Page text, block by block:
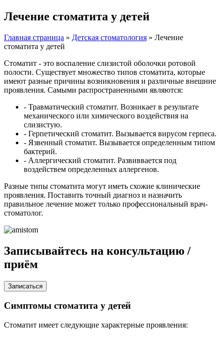
Лечение стоматита у детей
Главная страница » Детская стоматология » Лечение
стоматита у детей
Стоматит - это воспаление слизистой оболочки ротовой
полости. Существует множество типов стоматита, которые
имеют разные причины возникновения и различные внешние
проявления. Самыми распространенными являются:
- Травматический стоматит. Возникает в результате
механического или химического воздействия на
слизистую.
- Герпетический стоматит. Вызывается вирусом герпеса.
- Язвенный стоматит. Вызывается определенным типом
бактерий.
- Аллергический стоматит. Развиввается под
воздействем определенных аллергенов.
Разные типы стоматита могут иметь схожие клинические
проявления. Поставить точный диагноз и назначить
правильное лечение может только профессиональный врач-
стоматолог.
Записывайтесь на консультацию /
приём
Записаться
Симптомы стоматита у детей
Стоматит имеет следующие характерные проявления: